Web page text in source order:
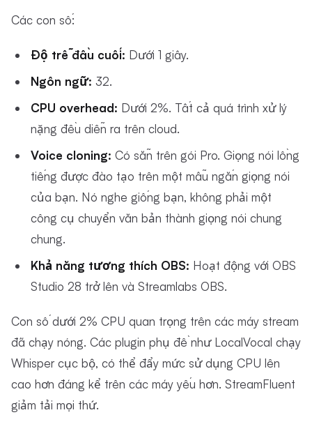
Các con số:
Độ trễ đầu cuối: Dưới 1 giây.
Ngôn ngữ: 32.
CPU overhead: Dưới 2%. Tất cả quá trình xử lý
nặng đều diễn ra trên cloud.
Voice cloning: Có sẵn trên gói Pro. Giọng nói lồng
tiếng được đào tạo trên một mẫu ngắn giọng nói
của bạn. Nó nghe giống bạn, không phải một
công cụ chuyển văn bản thành giọng nói chung
chung.
Khả năng tương thích OBS: Hoạt động với OBS
Studio 28 trở lên và Streamlabs OBS.
Con số dưới 2% CPU quan trọng trên các máy stream
đã chạy nóng. Các plugin phụ đề như LocalVocal chạy
Whisper cục bộ, có thể đẩy mức sử dụng CPU lên
cao hơn đáng kể trên các máy yếu hơn. StreamFluent
giảm tải mọi thứ.